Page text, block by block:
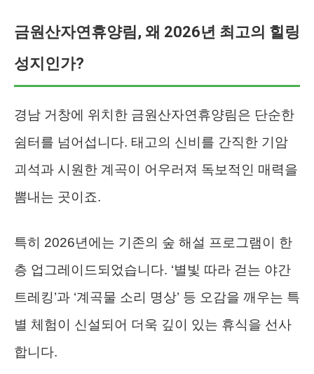
금원산자연휴양림, 왜 2026년 최고의 힐링
성지인가?
경남 거창에 위치한 금원산자연휴양림은 단순한
쉼터를 넘어섭니다. 태고의 신비를 간직한 기암
괴석과 시원한 계곡이 어우러져 독보적인 매력을
뽐내는 곳이죠.
특히 2026년에는 기존의 숲 해설 프로그램이 한
층 업그레이드되었습니다. ‘별빛 따라 걷는 야간
트레킹’과 ‘계곡물 소리 명상’ 등 오감을 깨우는 특
별 체험이 신설되어 더욱 깊이 있는 휴식을 선사
합니다.